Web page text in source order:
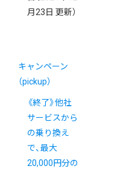
月23日 更新）
キャンペーン
（pickup）
《終了》他社
サービスから
の乗り換え
で、最大
20,000円分の